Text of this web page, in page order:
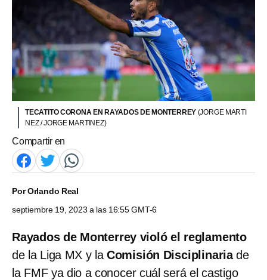
TECATITO CORONA EN RAYADOS DE MONTERREY (JORGE MARTI
NEZ / JORGE MARTINEZ)
Compartir en
PorOrlando Real
septiembre 19, 2023 a las 16:55 GMT-6
Rayados de Monterrey violó el reglamento
de la Liga MX y la Comisión Disciplinariade
la FMF ya dio a conocer cuál será el castigo